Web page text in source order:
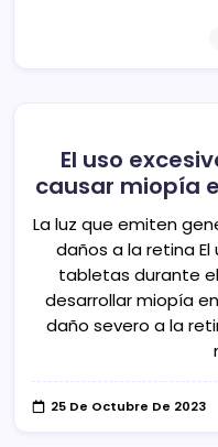
El uso
causar miopía
La luz que emiten
daños a la retina
tabletas durante
desarrollar miopía
daño severo a la
25 De Octubre De 2023